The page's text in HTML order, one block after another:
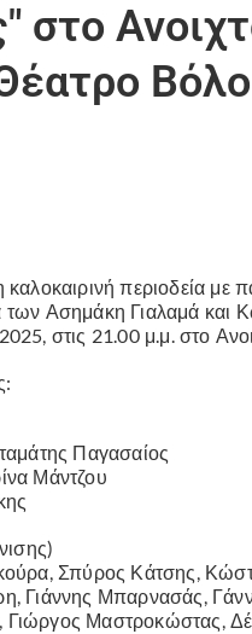
στο
καλοκαιρινή περιοδεία
Ασημάκη Γιαλαμά και
στις 21.00 μ.μ. στο
Παγασαίος
Μάντζου
Σπύρος Κάτσης,
Γιάννης Μπαρνασάς,
Μαστροκώστας,